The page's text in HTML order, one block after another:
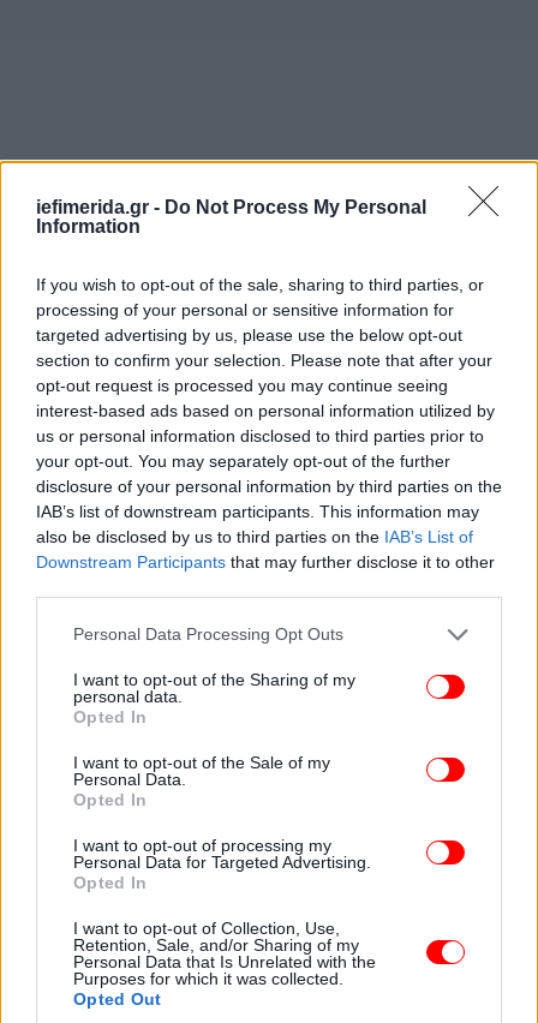
iefimerida.gr - Do Not Process My Personal
Information
If you wish to opt-out of the sale, sharing to third parties, or
processing of your personal or sensitive information for
targeted advertising by us, please use the below opt-out
section to confirm your selection. Please note that after your
opt-out request is processed you may continue seeing
interest-based ads based on personal information utilized by
us or personal information disclosed to third parties prior to
your opt-out. You may separately opt-out of the further
disclosure of your personal information by third parties on the
IAB’s list of downstream participants. This information may
also be disclosed by us to third parties on the IAB’s List of
Downstream Participants that may further disclose it to other
Please note that this website/app uses one or more Google
not limited to your visit or usage behaviour. You may click to
grant or deny consent to Google and its third-party tags to
use your data for below specified purposes in below Google
consent section.
Personal Data Processing Opt Outs
I want to opt-out of the Sharing of my
personal data.
Opted In
I want to opt-out of the Sale of my
Personal Data.
Opted In
I want to opt-out of processing my
Personal Data for Targeted Advertising.
Opted In
I want to opt-out of Collection, Use,
Retention, Sale, and/or Sharing of my
Personal Data that Is Unrelated with the
Purposes for which it was collected.
Opted Out